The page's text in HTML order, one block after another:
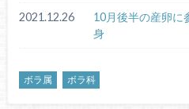
2021.12.26
10月後半の産卵に
身
ボラ属 ボラ科